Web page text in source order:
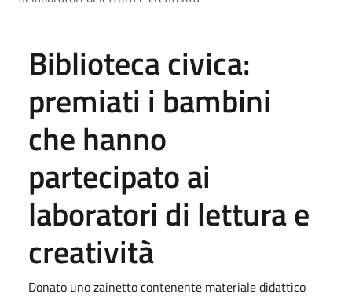
Biblioteca civica:
premiati i bambini
che hanno
partecipato ai
laboratori di lettura e
creatività
Donato uno zainetto contenente materiale didattico